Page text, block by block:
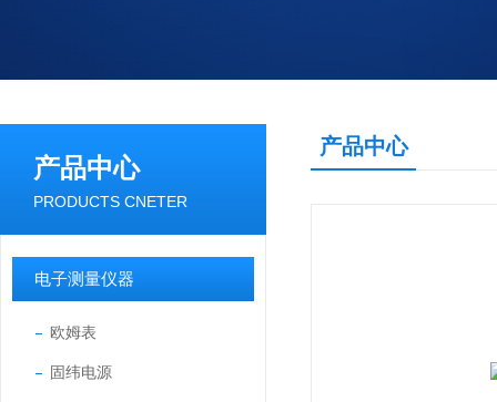
产品中心
PRODUCTS CNETER
电子测量仪器
欧姆表
固纬电源
产品中心